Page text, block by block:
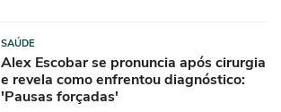
SAÚDE
Alex Escobar se pronuncia após cirurgia
e revela como enfrentou diagnóstico:
'Pausas forçadas'